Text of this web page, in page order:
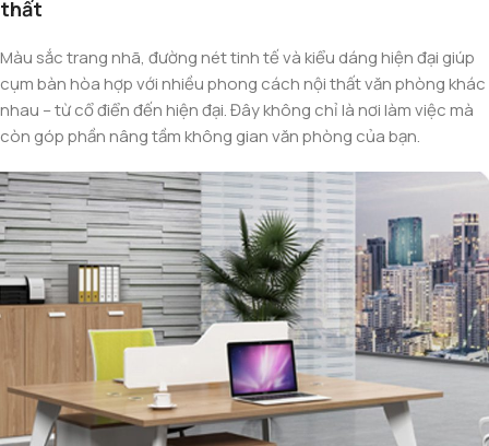
thất
Màu sắc trang nhã, đường nét tinh tế và kiểu dáng hiện đại giúp
cụm bàn hòa hợp với nhiều phong cách nội thất văn phòng khác
nhau – từ cổ điển đến hiện đại. Đây không chỉ là nơi làm việc mà
còn góp phần nâng tầm không gian văn phòng của bạn.